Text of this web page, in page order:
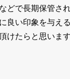
で長期保管さ
い印象を与える
けたらと思いま